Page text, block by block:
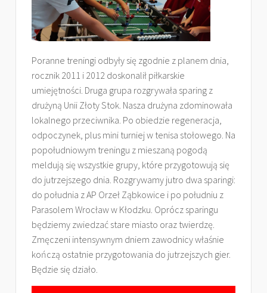
Poranne treningi odbyły się zgodnie z planem dnia,
rocznik 2011 i 2012 doskonalił piłkarskie
umiejętności. Druga grupa rozgrywała sparing z
drużyną Unii Złoty Stok. Nasza drużyna zdominowała
lokalnego przeciwnika. Po obiedzie regeneracja,
odpoczynek, plus mini turniej w tenisa stołowego. Na
popołudniowym treningu z mieszaną pogodą
meldują się wszystkie grupy, które przygotowują się
do jutrzejszego dnia. Rozgrywamy jutro dwa sparingi:
do południa z AP Orzeł Ząbkowice i po południu z
Parasolem Wrocław w Kłodzku. Oprócz sparingu
będziemy zwiedzać stare miasto oraz twierdzę.
Zmęczeni intensywnym dniem zawodnicy właśnie
kończą ostatnie przygotowania do jutrzejszych gier.
Będzie się działo.